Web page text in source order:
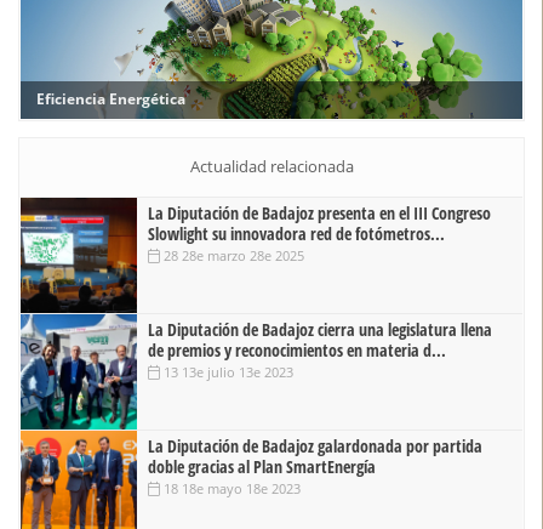
Eficiencia Energética
Actualidad relacionada
La Diputación de Badajoz presenta en el III Congreso
Slowlight su innovadora red de fotómetros...
28 28e marzo 28e 2025
La Diputación de Badajoz cierra una legislatura llena
de premios y reconocimientos en materia d...
13 13e julio 13e 2023
La Diputación de Badajoz galardonada por partida
doble gracias al Plan SmartEnergía
18 18e mayo 18e 2023